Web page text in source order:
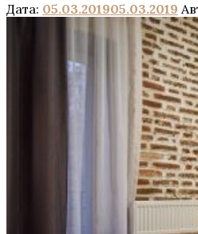
Дата: 05.03.201905.03.2019